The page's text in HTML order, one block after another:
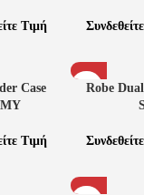
Τιμή
Case
Τιμή
Robe